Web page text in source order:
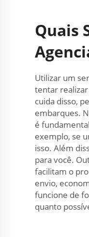
Quais
Utilizar um
tentar
cuida disso,
embarques.
é
exemplo, se
isso. Além
para você.
facilitam o
envio,
funcione de
quanto